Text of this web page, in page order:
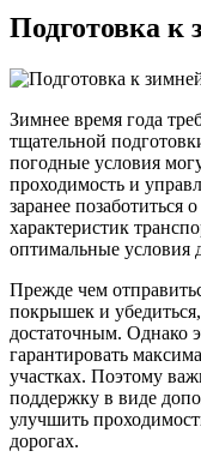
Подготовка к
Зимнее время года
тщательной
погодные условия
проходимость и
заранее позаботиться
характеристик
оптимальные условия
Прежде чем
покрышек и
достаточным. Однако
гарантировать
участках. Поэтому
поддержку в виде
улучшить
дорогах.